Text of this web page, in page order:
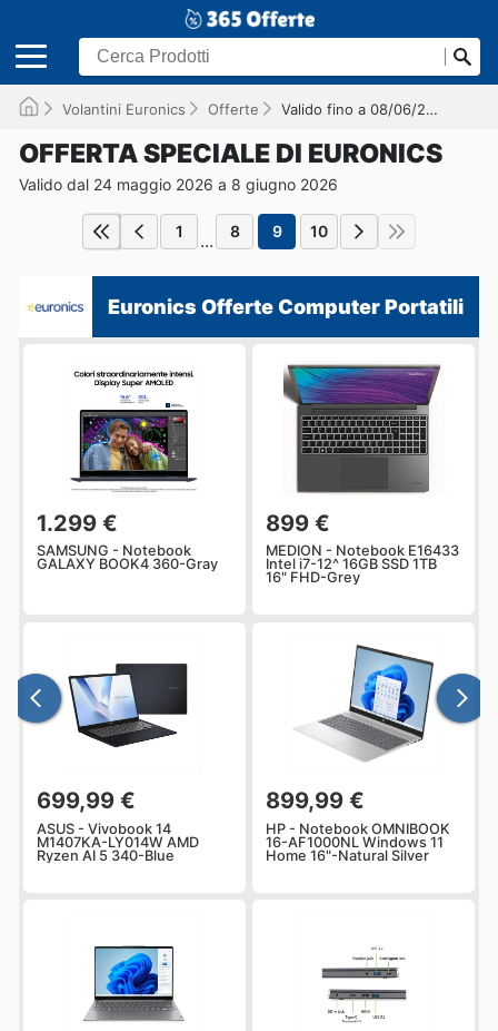
Volantini Euronics Offerte Valido fino a 08/06/2026
OFFERTA SPECIALE DI EURONICS
Valido dal 24 maggio 2026 a 8 giugno 2026
1 ... 8 9 10
Euronics Offerte Computer Portatili
1.299 €
SAMSUNG - Notebook
GALAXY BOOK4 360-Gray
899 €
MEDION - Notebook E16433
Intel i7-12^ 16GB SSD 1TB
16" FHD-Grey
699,99 €
ASUS - Vivobook 14
M1407KA-LY014W AMD
Ryzen AI 5 340-Blue
899,99 €
HP - Notebook OMNIBOOK
16-AF1000NL Windows 11
Home 16"-Natural Silver